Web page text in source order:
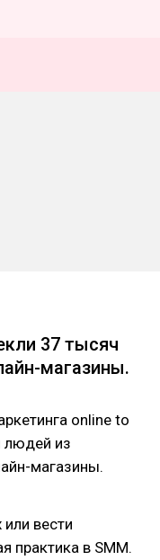
37 тысяч
магазины.
online to
людей из
магазины.
вести
практика в SMM.